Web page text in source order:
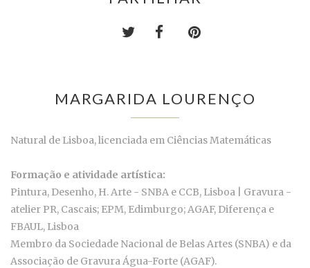
MARGARIDA LOURENÇO
Natural de Lisboa, licenciada em Ciências Matemáticas
Formação e atividade artística:
Pintura, Desenho, H. Arte - SNBA e CCB, Lisboa | Gravura -
atelier PR, Cascais; EPM, Edimburgo; AGAF, Diferença e
FBAUL, Lisboa
Membro da Sociedade Nacional de Belas Artes (SNBA) e da
Associação de Gravura Água-Forte (AGAF).